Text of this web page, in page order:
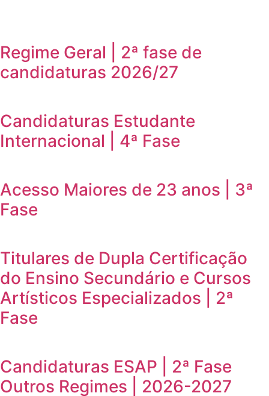
Regime Geral | 2ª fase de
candidaturas 2026/27
Candidaturas Estudante
Internacional | 4ª Fase
Acesso Maiores de 23 anos | 3ª
Fase
Titulares de Dupla Certificação
do Ensino Secundário e Cursos
Artísticos Especializados | 2ª
Fase
Candidaturas ESAP | 2ª Fase
Outros Regimes | 2026-2027